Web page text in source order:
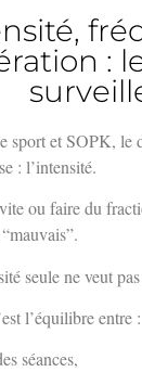
:
sport et SOPK, le
: l’intensité.
ou faire du
seule ne veut
l’équilibre entre :
séances,